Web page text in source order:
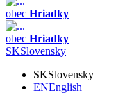
obec Hriadky
obec Hriadky
SKSlovensky
SKSlovensky
ENEnglish